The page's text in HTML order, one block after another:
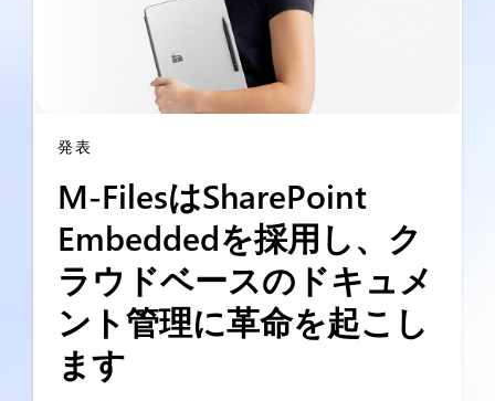
発表
M-FilesはSharePoint
Embeddedを採用し、ク
ラウドベースのドキュメ
ント管理に革命を起こし
ます